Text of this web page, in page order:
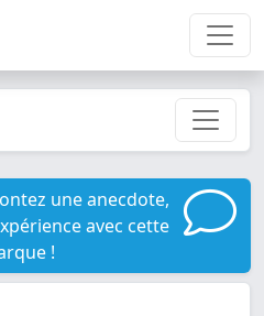
une anecdote,
avec cette
!